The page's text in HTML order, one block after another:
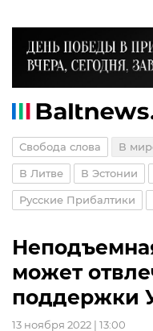
Свобода слова В
В Литве В Эстонии
Русские Прибалтики
может
поддержки
13 ноября 2022 | 13:00